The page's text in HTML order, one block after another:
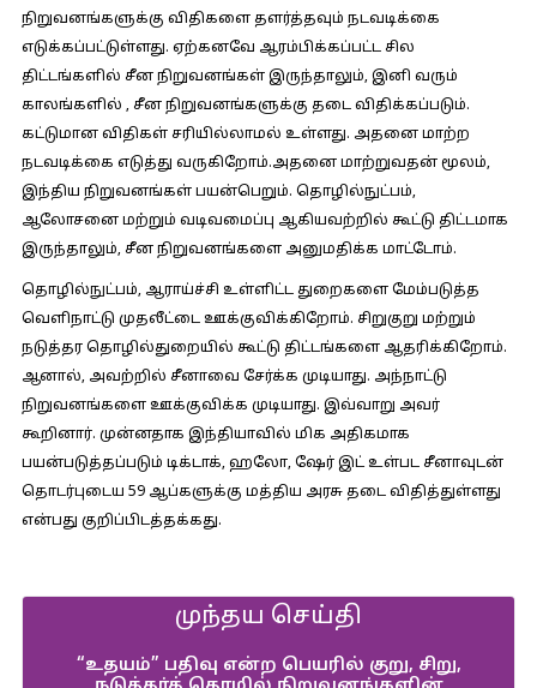
நிறுவனங்களுக்கு விதிகளை தளர்த்தவும் நடவடிக்கை
எடுக்கப்பட்டுள்ளது. ஏற்கனவே ஆரம்பிக்கப்பட்ட சில
திட்டங்களில் சீன நிறுவனங்கள் இருந்தாலும், இனி வரும்
காலங்களில் , சீன நிறுவனங்களுக்கு தடை விதிக்கப்படும்.
கட்டுமான விதிகள் சரியில்லாமல் உள்ளது. அதனை மாற்ற
நடவடிக்கை எடுத்து வருகிறோம்.அதனை மாற்றுவதன் மூலம்,
இந்திய நிறுவனங்கள் பயன்பெறும். தொழில்நுட்பம்,
ஆலோசனை மற்றும் வடிவமைப்பு ஆகியவற்றில் கூட்டு திட்டமாக
இருந்தாலும், சீன நிறுவனங்களை அனுமதிக்க மாட்டோம்.
தொழில்நுட்பம், ஆராய்ச்சி உள்ளிட்ட துறைகளை மேம்படுத்த
வெளிநாட்டு முதலீட்டை ஊக்குவிக்கிறோம். சிறுகுறு மற்றும்
நடுத்தர தொழில்துறையில் கூட்டு திட்டங்களை ஆதரிக்கிறோம்.
ஆனால், அவற்றில் சீனாவை சேர்க்க முடியாது. அந்நாட்டு
நிறுவனங்களை ஊக்குவிக்க முடியாது. இவ்வாறு அவர்
கூறினார். முன்னதாக இந்தியாவில் மிக அதிகமாக
பயன்படுத்தப்படும் டிக்டாக், ஹலோ, ஷேர் இட் உள்பட சீனாவுடன்
தொடர்புடைய 59 ஆப்களுக்கு மத்திய அரசு தடை விதித்துள்ளது
என்பது குறிப்பிடத்தக்கது.
முந்தய செய்தி
“உதயம்” பதிவு என்ற பெயரில் குறு, சிறு,